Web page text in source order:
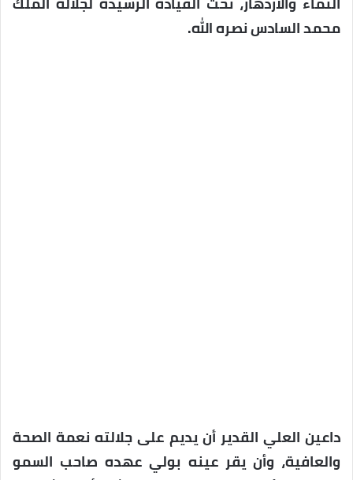
محمد السادس نصره الله.
داعين العلي القدير أن يديم على جلالته نعمة الصحة
والعافية، وأن يقر عينه بولي عهده صاحب السمو